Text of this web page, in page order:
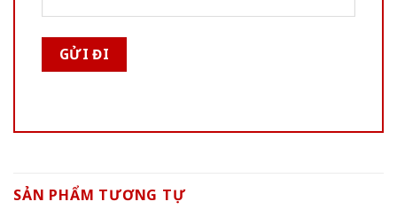
SẢN PHẨM TƯƠNG TỰ